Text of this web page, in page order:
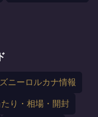
ニーロルカナ情報
たり・相場・開封